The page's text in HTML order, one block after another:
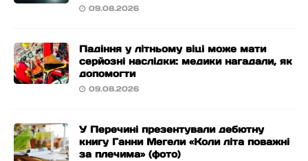
09.08.2026
Падіння у літньому віці може мати
серйозні наслідки: медики нагадали, як
допомогти
09.08.2026
У Перечині презентували дебютну
книгу Ганни Мегели «Коли літа поважні
за плечима» (фото)